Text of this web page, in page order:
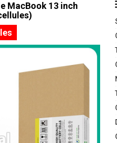
MacBook 13 inch